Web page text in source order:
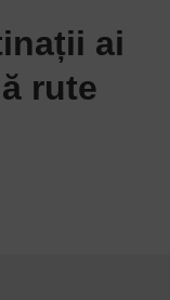
ai
rute